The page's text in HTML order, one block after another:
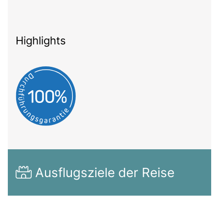
Highlights
Ausflugsziele der Reise